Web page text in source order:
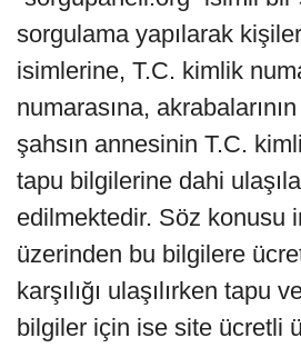
sorgulama yapılarak
isimlerine, T.C. kimlik
numarasına,
şahsın annesinin T.C.
tapu bilgilerine dahi
edilmektedir. Söz konusu
üzerinden bu bilgilere
karşılığı ulaşılırken tapu
bilgiler için ise site ücretli